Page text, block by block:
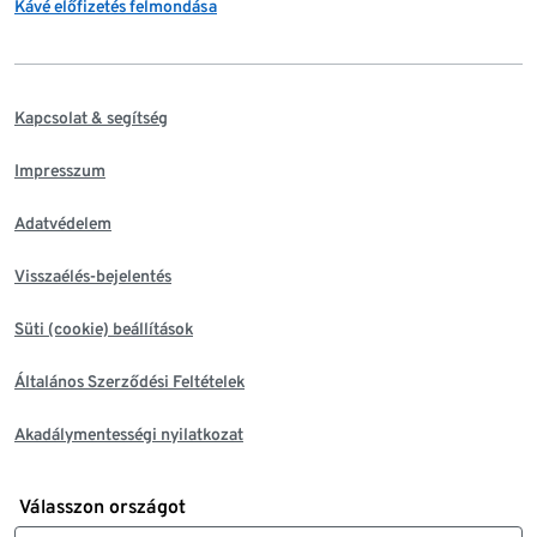
Kávé előfizetés felmondása
Kapcsolat & segítség
Impresszum
Adatvédelem
Visszaélés-bejelentés
Süti (cookie) beállítások
Általános Szerződési Feltételek
Akadálymentességi nyilatkozat
Válasszon országot